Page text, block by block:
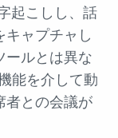
起こしし、話
ャプチャし
ールとは異な
能を介して動
者との会議が